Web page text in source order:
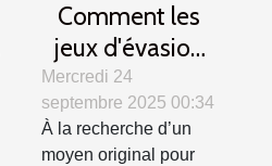
Comment les
jeux d'évasion
renforcent la
cohésion
d'équipe ?
Mercredi 24
septembre 2025 00:34
À la recherche d’un
moyen original pour